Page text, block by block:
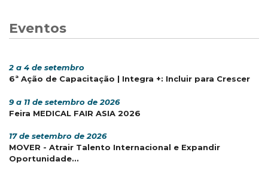
Eventos
2 a 4 de setembro
6ª Ação de Capacitação | Integra +: Incluir para Crescer
9 a 11 de setembro de 2026
Feira MEDICAL FAIR ASIA 2026
17 de setembro de 2026
MOVER - Atrair Talento Internacional e Expandir
Oportunidade...